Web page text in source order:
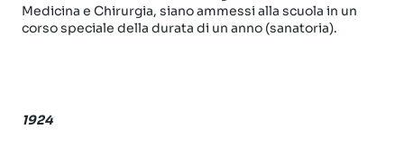
Medicina e Chirurgia, siano ammessi alla scuola in un
corso speciale della durata di un anno (sanatoria).
1924